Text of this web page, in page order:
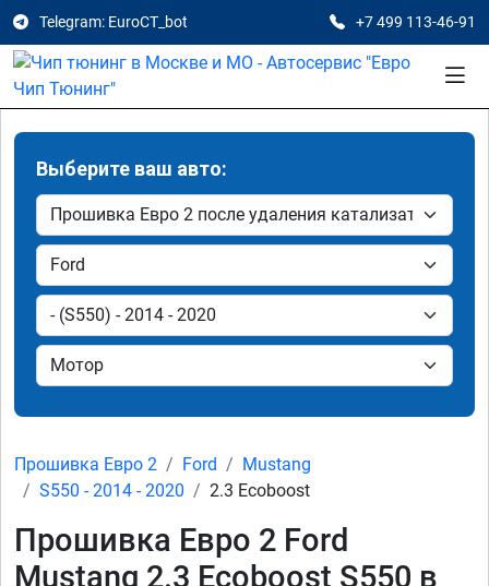
Telegram: EuroCT_bot +7 499 113-46-91
Выберите ваш авто:
Прошивка Евро 2 Ford
Mustang
S550 - 2014 - 2020
2.3 Ecoboost
Прошивка Евро 2 Ford
Mustang 2.3 Ecoboost S550 в